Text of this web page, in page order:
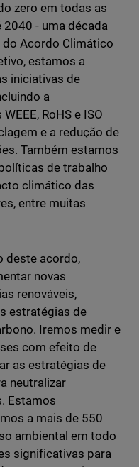
zero em todas as
- uma década
Acordo Climático
estamos a
iniciativas de
a
RoHS e ISO
e a redução de
Também estamos
de trabalho
climático das
entre muitas
deste acordo,
novas
renováveis,
estratégias de
Iremos medir e
com efeito de
as estratégias de
neutralizar
Estamos
a mais de 550
ambiental em todo
significativas para